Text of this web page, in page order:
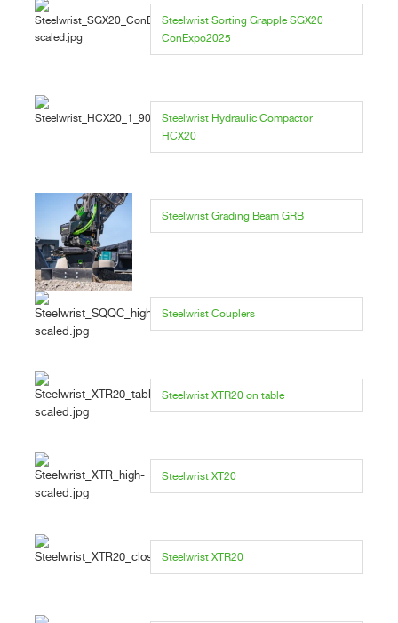
Steelwrist Sorting Grapple SGX20
ConExpo2025
Steelwrist Hydraulic Compactor
HCX20
Steelwrist Grading Beam GRB
Steelwrist Couplers
Steelwrist XTR20 on table
Steelwrist XT20
Steelwrist XTR20